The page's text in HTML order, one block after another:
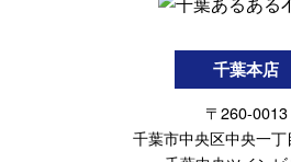
千葉本店
〒260-0013
千葉市中央区中央一